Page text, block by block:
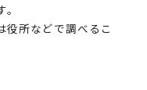
役所などで調べるこ